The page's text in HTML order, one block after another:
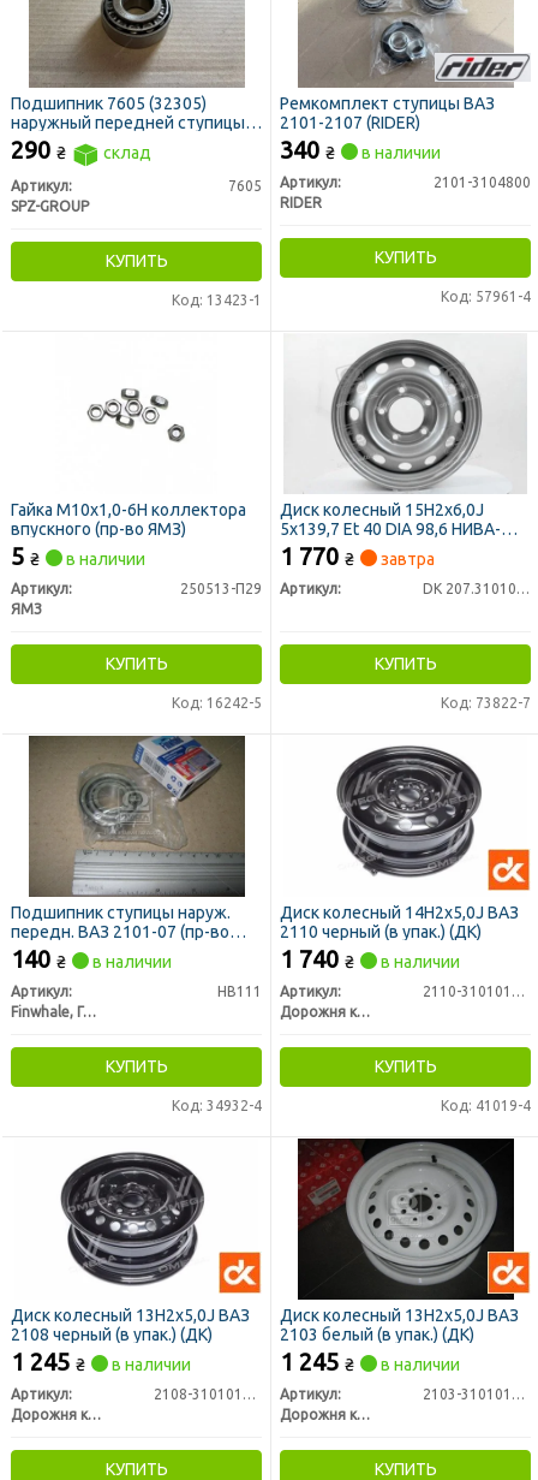
Подшипник 7605 (32305)
наружный передней ступицы
ГАЗ-3110 (SPZ)
290 ₴ склад
Артикул:
7605
SPZ-GROUP
КУПИТЬ
Код: 13423-1
Ремкомплект ступицы ВАЗ
2101-2107 (RIDER)
340 ₴ в наличии
Артикул:
2101-3104800
RIDER
КУПИТЬ
Код: 57961-4
Гайка М10х1,0-6Н коллектора
впускного (пр-во ЯМЗ)
5 ₴ в наличии
Артикул:
250513-П29
ЯМЗ
КУПИТЬ
Код: 16242-5
Диск колесный 15H2х6,0J
5x139,7 Et 40 DIA 98,6 НИВА-
CHEVROLET <ДК>
1 770 ₴ завтра
Артикул: DK 207.3101015.03-03
КУПИТЬ
Код: 73822-7
Подшипник ступицы наруж.
передн. ВАЗ 2101-07 (пр-во
FINWHALE)
140 ₴ в наличии
Артикул:
HB111
Finwhale, Германия
КУПИТЬ
Код: 34932-4
Диск колесный 14Н2х5,0J ВАЗ
2110 черный (в упак.) (ДК)
1 740 ₴ в наличии
Артикул:
2110-3101015-02
Дорожня карта
КУПИТЬ
Код: 41019-4
Диск колесный 13Н2х5,0J ВАЗ
2108 черный (в упак.) (ДК)
1 245 ₴ в наличии
Артикул:
2108-3101015-02
Дорожня карта
КУПИТЬ
Диск колесный 13Н2х5,0J ВАЗ
2103 белый (в упак.) (ДК)
1 245 ₴ в наличии
Артикул:
2103-3101015-01
Дорожня карта
КУПИТЬ